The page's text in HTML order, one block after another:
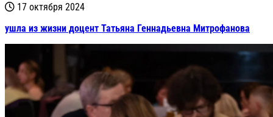
17 октября 2024
ушла из жизни доцент Татьяна Геннадьевна Митрофанова